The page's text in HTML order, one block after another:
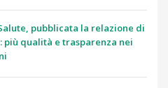
pubblicata la relazione di
più qualità e trasparenza nei